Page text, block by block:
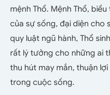
mệnh Thổ. Mệnh Thổ,
của sự sống, đại diện cho
quy luật ngũ hành, Thổ
rất lý tưởng cho những ai
thu hút may mắn, thuận
trong cuộc sống.